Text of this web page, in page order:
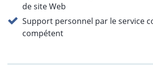
de site Web
Support personnel par le service
compétent